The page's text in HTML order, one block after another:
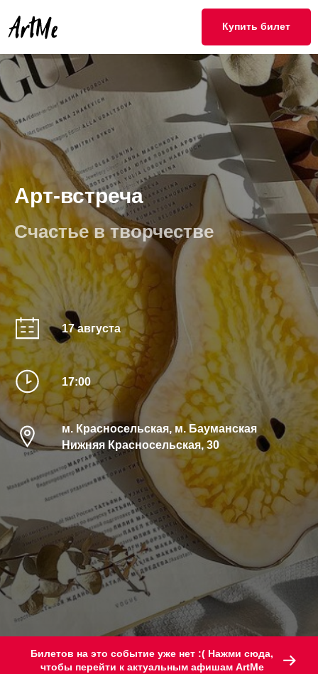
Купить билет
Арт-встреча
Счастье в творчестве
17 августа
17:00
м. Красносельская, м. Бауманская
Нижняя Красносельская, 30
Билетов на это событие уже нет :( Нажми сюда,
чтобы перейти к актуальным афишам ArtMe